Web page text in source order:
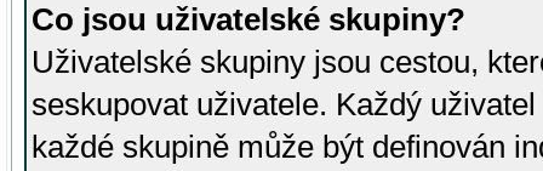
Co jsou uživatelské skupiny?
Uživatelské skupiny jsou cestou,
seskupovat uživatele. Každý
každé skupině může být definován